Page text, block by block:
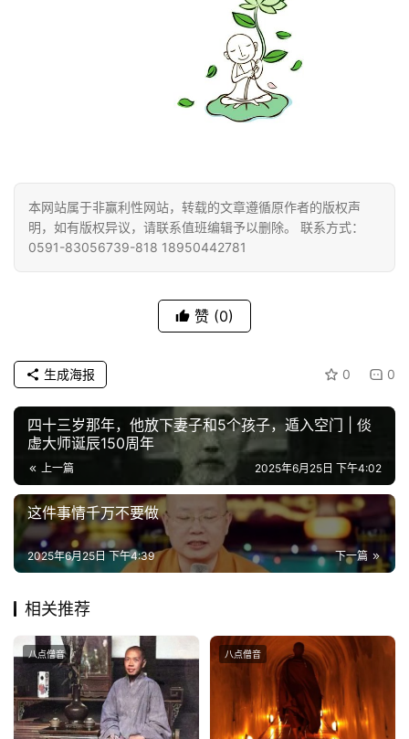
物
寺
院
频
纪
录
佛
教
艺
术
政
法
免
本网站属于非赢利性网站，转载的文章遵循原作者的版权声
明，如有版权异议，请联系值班编辑予以删除。 联系方式：
0591-83056739-818 18950442781
赞 (0)
0 0
生成海报
四十三岁那年，他放下妻子和5个孩子，遁入空门 | 倓
虚大师诞辰150周年
上一篇 2025年6月25日 下午4:02
这件事情千万不要做
下一篇
2025年6月25日 下午4:39
相关推荐
八点僧音 八点僧音